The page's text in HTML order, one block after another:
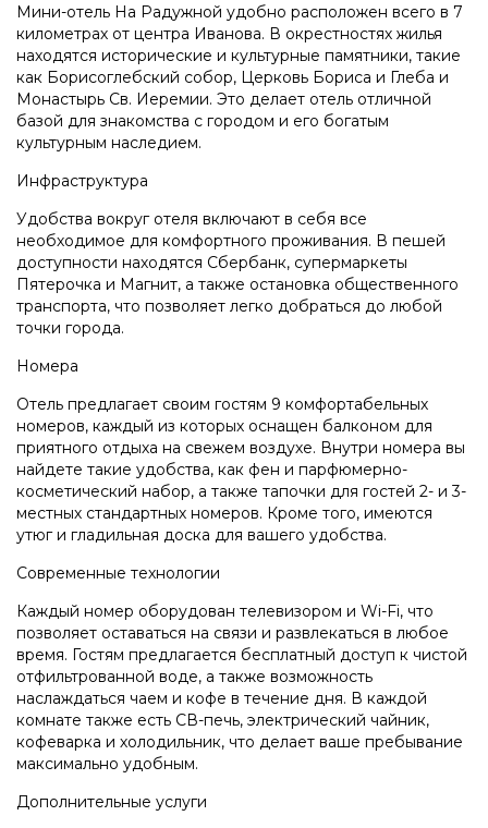
Мини-отель На Радужной удобно расположен всего в 7
километрах от центра Иванова. В окрестностях жилья
находятся исторические и культурные памятники, такие
как Борисоглебский собор, Церковь Бориса и Глеба и
Монастырь Св. Иеремии. Это делает отель отличной
базой для знакомства с городом и его богатым
культурным наследием.
Инфраструктура
Удобства вокруг отеля включают в себя все
необходимое для комфортного проживания. В пешей
доступности находятся Сбербанк, супермаркеты
Пятерочка и Магнит, а также остановка общественного
транспорта, что позволяет легко добраться до любой
точки города.
Номера
Отель предлагает своим гостям 9 комфортабельных
номеров, каждый из которых оснащен балконом для
приятного отдыха на свежем воздухе. Внутри номера вы
найдете такие удобства, как фен и парфюмерно-
косметический набор, а также тапочки для гостей 2- и 3-
местных стандартных номеров. Кроме того, имеются
утюг и гладильная доска для вашего удобства.
Современные технологии
Каждый номер оборудован телевизором и Wi-Fi, что
позволяет оставаться на связи и развлекаться в любое
время. Гостям предлагается бесплатный доступ к чистой
отфильтрованной воде, а также возможность
наслаждаться чаем и кофе в течение дня. В каждой
комнате также есть СВ-печь, электрический чайник,
кофеварка и холодильник, что делает ваше пребывание
максимально удобным.
Дополнительные услуги